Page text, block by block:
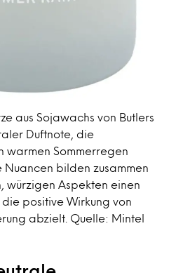
aus Sojawachs von Butlers
Duftnote, die
warmen Sommerregen
Nuancen bilden zusammen
würzigen Aspekten einen
positive Wirkung von
abzielt. Quelle: Mintel